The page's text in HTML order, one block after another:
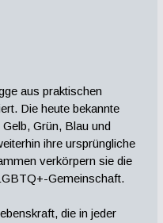
aus praktischen
Die heute bekannte
Grün, Blau und
ihre ursprüngliche
verkörpern sie die
Gemeinschaft.
die in jeder